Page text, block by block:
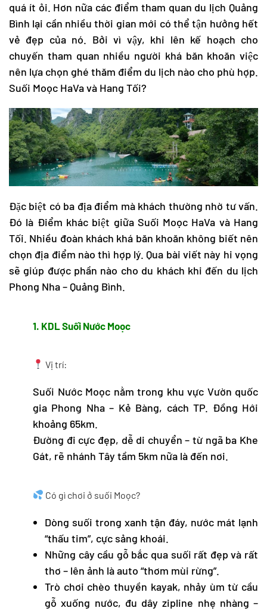
quá ít ỏi. Hơn nữa các điểm tham quan du lịch Quảng
Bình lại cần nhiều thời gian mới có thể tận hưởng hết
vẻ đẹp của nó. Bởi vì vậy, khi lên kế hoạch cho
chuyến tham quan nhiều người khá băn khoăn việc
nên lựa chọn ghé thăm điểm du lịch nào cho phù hợp.
Suối Moọc HaVa và Hang Tối?
Đặc biệt có ba địa điểm mà khách thường nhờ tư vấn.
Đó là Điểm khác biệt giữa Suối Moọc HaVa và Hang
Tối. Nhiều đoàn khách khá băn khoăn không biết nên
chọn địa điểm nào thì hợp lý. Qua bài viết này hi vọng
sẽ giúp được phần nào cho du khách khi đến du lịch
Phong Nha – Quảng Bình.
1. KDL Suối Nước Moọc
Vị trí:
Suối Nước Moọc nằm trong khu vực Vườn quốc
gia Phong Nha – Kẻ Bàng, cách TP. Đồng Hới
khoảng 65km.
Đường đi cực đẹp, dễ di chuyển – từ ngã ba Khe
Gát, rẽ nhánh Tây tầm 5km nữa là đến nơi.
Có gì chơi ở suối Moọc?
Dòng suối trong xanh tận đáy, nước mát lạnh
“thấu tim”, cực sảng khoái.
Những cây cầu gỗ bắc qua suối rất đẹp và rất
thơ – lên ảnh là auto “thơm mùi rừng”.
Trò chơi chèo thuyền kayak, nhảy ùm từ cầu
gỗ xuống nước, đu dây zipline nhẹ nhàng –